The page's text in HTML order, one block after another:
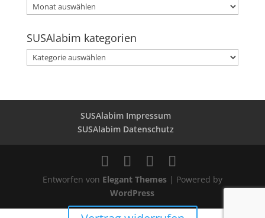
SUSAlabim
archive
SUSAlabim kategorien
SUSAlabim
kategorien
SUSAlabim Impressum
SUSAlabim Datenschutz
Entworfen von Elegant Themes| Powered by
WordPress